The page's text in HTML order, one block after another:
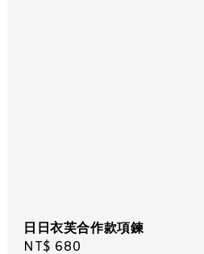
日日衣芙合作款項鍊
Regular
NT$ 680